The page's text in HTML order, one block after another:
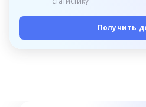
Получить